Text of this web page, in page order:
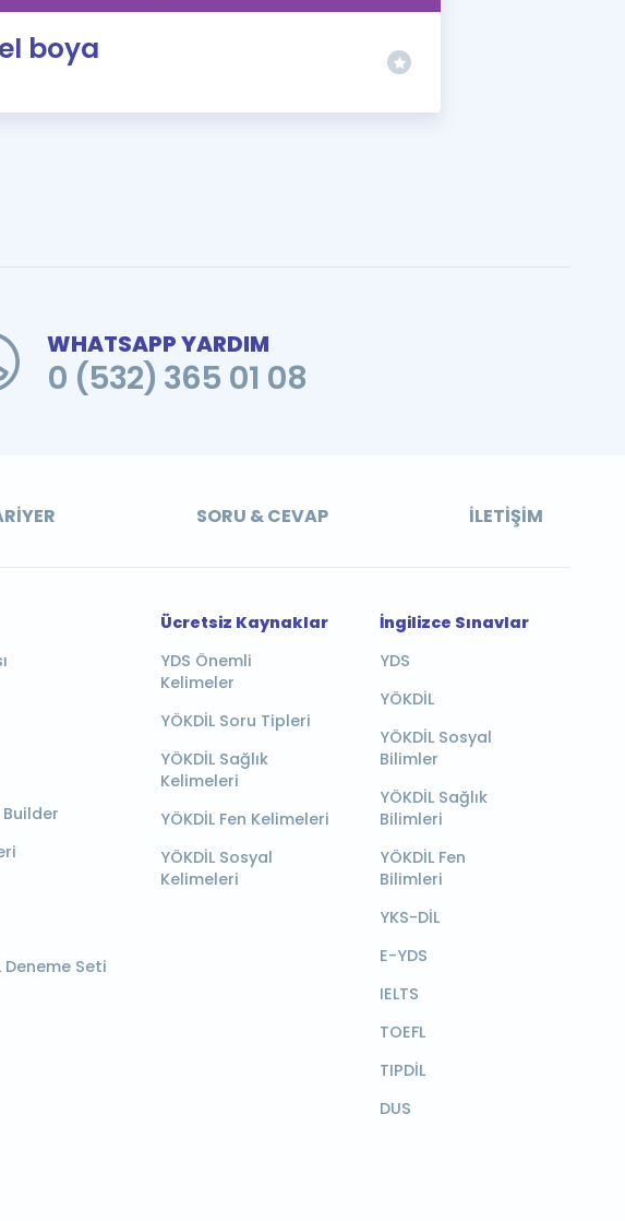
boya
WHATSAPP YARDIM
0 (532) 365 01 08
SORU & CEVAP İLETIŞIM
Deneme Seti
Ücretsiz Kaynaklar
YDS Önemli
Kelimeler
YÖKDİL Soru Tipleri
YÖKDİL Sağlık
Kelimeleri
YÖKDİL Fen Kelimeleri
YÖKDİL Sosyal
Kelimeleri
İngilizce Sınavlar
YDS
YÖKDİL
YÖKDİL Sosyal
Bilimler
YÖKDİL Sağlık
Bilimleri
YÖKDİL Fen
Bilimleri
YKS-DİL
E-YDS
IELTS
TOEFL
TIPDİL
DUS